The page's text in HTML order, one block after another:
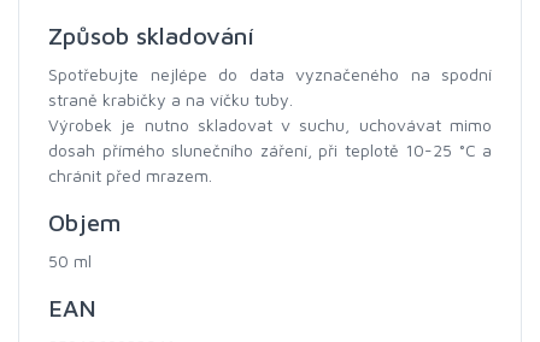
Způsob skladování
Spotřebujte nejlépe do data vyznačeného na spodní
straně krabičky a na víčku tuby.
Výrobek je nutno skladovat v suchu, uchovávat mimo
dosah přímého slunečního záření, při teplotě 10-25 °C a
chránit před mrazem.
Objem
50 ml
EAN